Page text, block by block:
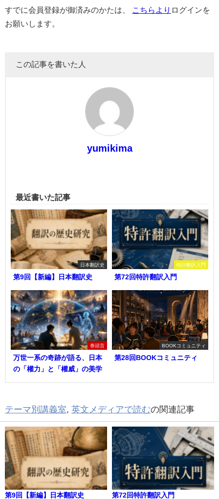
すでに会員登録が御済みのかたは、 こちらより ログインを
お願いします。
この記事を書いた人
yumikima
最近書いた記事
日本翻訳史
第9回【新編】日本翻訳史
特許翻訳入門
第72回特許翻訳入門
巻頭言
万世一系の奇跡が語る、日本
の「權力」と「權威」の美学
BOOKコミュニティ
第28回BOOKコミュニティ
テーマ別講義室 英文メディアで読むの関連記事
第9回【新編】日本翻訳史 第72回特許翻訳入門